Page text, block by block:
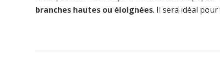
branches hautes ou éloignées. Il sera idéal